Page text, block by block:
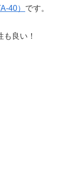
40） です。
良い！